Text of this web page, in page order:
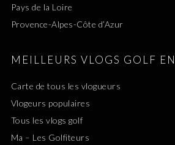
Pays de la Loire
Provence-Alpes-Côte d’Azur
MEILLEURS VLOGS GOLF
Carte de tous les vlogueurs
Vlogeurs populaires
Tous les vlogs golf
Ma – Les Golfiteurs